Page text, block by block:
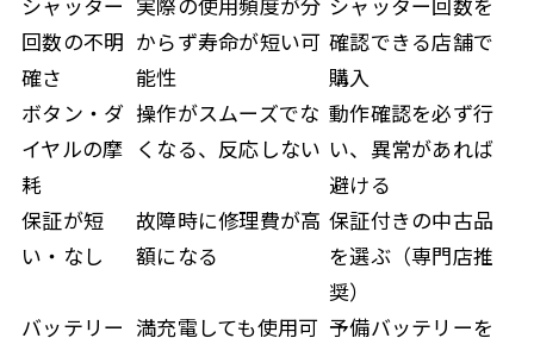
回数の不明
確さ
からず寿命が短い可
能性
確認できる店舗で
購入
ボタン・ダ
イヤルの摩
耗
操作がスムーズでな
くなる、反応しない
動作確認を必ず行
い、異常があれば
避ける
保証が短
い・なし
故障時に修理費が高
額になる
保証付きの中古品
を選ぶ（専門店推
奨）
バッテリー 満充電しても使用可 予備バッテリーを